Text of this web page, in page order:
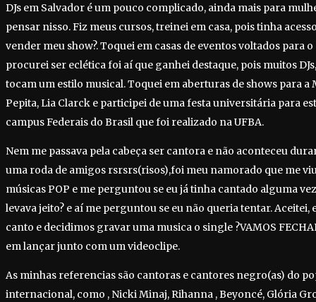
DJs em Salvador é um pouco complicado, ainda mais para
pensar nisso. Fiz meus cursos, treinei em casa, pois tinha
vender meu show?. Toquei em casas de eventos voltados para
procurei ser eclética foi aí que ganhei destaque, pois muitos
tocam um estilo musical. Toquei em aberturas de shows para a
Pepita, Lia Clarck e participei de uma festa universitária para
campus Federais do Brasil que foi realizado na UFBA.
Nem me passava pela cabeça ser cantora e não aconteceu
uma roda de amigos rsrsrs(risos),foi meu namorado que me
músicas POP e me perguntou se eu já tinha cantado alguma
levava jeito? e aí me perguntou se eu não queria tentar. Aceitei,
canto e decidimos gravar uma musica o single ?VAMOS
em lançar junto com um videoclipe.
As minhas referencias são cantoras e cantores negro(as) do
internacional, como , Nicki Minaj, Rihanna , Beyoncé, Glória